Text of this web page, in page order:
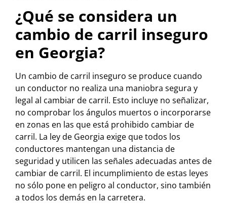
¿Qué se considera un
cambio de carril inseguro
en Georgia?
Un cambio de carril inseguro se produce cuando
un conductor no realiza una maniobra segura y
legal al cambiar de carril. Esto incluye no señalizar,
no comprobar los ángulos muertos o incorporarse
en zonas en las que está prohibido cambiar de
carril. La ley de Georgia exige que todos los
conductores mantengan una distancia de
seguridad y utilicen las señales adecuadas antes de
cambiar de carril. El incumplimiento de estas leyes
no sólo pone en peligro al conductor, sino también
a todos los demás en la carretera.